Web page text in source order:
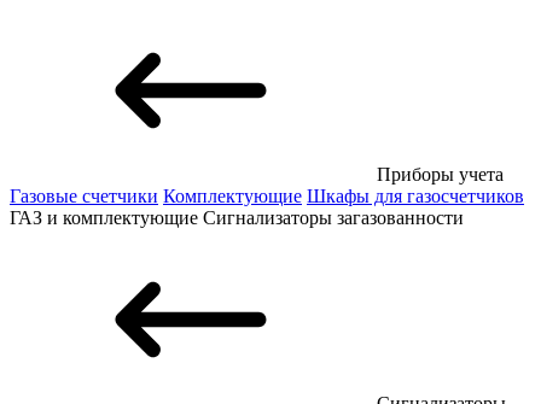
Приборы учета
Газовые счетчики Комплектующие Шкафы для газосчетчиков
ГАЗ и комплектующие Сигнализаторы загазованности